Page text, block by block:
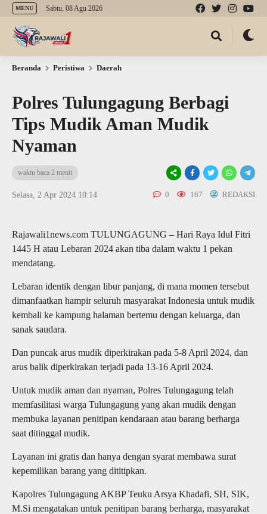
MENU Sabtu, 08 Agu 2026
Beranda Peristiwa Daerah
Polres Tulungagung Berbagi
Tips Mudik Aman Mudik
Nyaman
waktu baca 2 menit
Selasa, 2 Apr 2024 10:14 0 167 REDAKSI
Rajawali1news.com TULUNGAGUNG – Hari Raya Idul Fitri
1445 H atau Lebaran 2024 akan tiba dalam waktu 1 pekan
mendatang.
Lebaran identik dengan libur panjang, di mana momen tersebut
dimanfaatkan hampir seluruh masyarakat Indonesia untuk mudik
kembali ke kampung halaman bertemu dengan keluarga, dan
sanak saudara.
Dan puncak arus mudik diperkirakan pada 5-8 April 2024, dan
arus balik diperkirakan terjadi pada 13-16 April 2024.
Untuk mudik aman dan nyaman, Polres Tulungagung telah
memfasilitasi warga Tulungagung yang akan mudik dengan
membuka layanan penitipan kendaraan atau barang berharga
saat ditinggal mudik.
Layanan ini gratis dan hanya dengan syarat membawa surat
kepemilikan barang yang dititipkan.
Kapolres Tulungagung AKBP Teuku Arsya Khadafi, SH, SIK,
M.Si mengatakan untuk penitipan barang berharga, masyarakat